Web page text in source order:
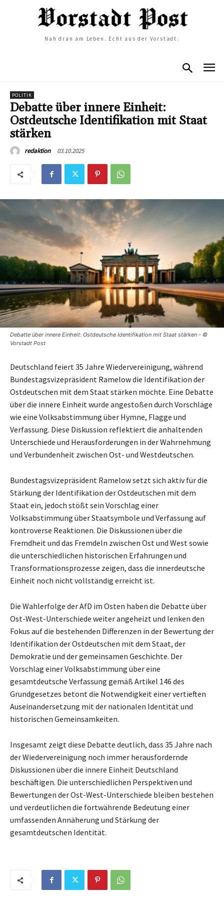
Nah dran am Leben. Echt aus der Vorstadt.
POLITIK
Debatte über innere Einheit:
Ostdeutsche Identifikation mit Staat
stärken
redaktion 03.10.2025
Debatte über innere Einheit: Ostdeutsche Identifikation mit Staat stärken - ©
Vorstadt Post
Deutschland feiert 35 Jahre Wiedervereinigung, während
Bundestagsvizepräsident Ramelow die Identifikation der
Ostdeutschen mit dem Staat stärken möchte. Eine Debatte
über die innere Einheit wurde angestoßen durch Vorschläge
wie eine Volksabstimmung über Hymne, Flagge und
Verfassung. Diese Diskussion reflektiert die anhaltenden
Unterschiede und Herausforderungen in der Wahrnehmung
und Verbundenheit zwischen Ost- und Westdeutschen.
Bundestagsvizepräsident Ramelow setzt sich aktiv für die
Stärkung der Identifikation der Ostdeutschen mit dem
Staat ein, jedoch stößt sein Vorschlag einer
Volksabstimmung über Staatsymbole und Verfassung auf
kontroverse Reaktionen. Die Diskussionen über die
Fremdheit und das Fremdeln zwischen Ost und West sowie
die unterschiedlichen historischen Erfahrungen und
Transformationsprozesse zeigen, dass die innerdeutsche
Einheit noch nicht vollständig erreicht ist.
Die Wahlerfolge der AfD im Osten haben die Debatte über
Ost-West-Unterschiede weiter angeheizt und lenken den
Fokus auf die bestehenden Differenzen in der Bewertung der
Identifikation der Ostdeutschen mit dem Staat, der
Demokratie und der gemeinsamen Geschichte. Der
Vorschlag einer Volksabstimmung über eine
gesamtdeutsche Verfassung gemäß Artikel 146 des
Grundgesetzes betont die Notwendigkeit einer vertieften
Auseinandersetzung mit der nationalen Identität und
historischen Gemeinsamkeiten.
Insgesamt zeigt diese Debatte deutlich, dass 35 Jahre nach
der Wiedervereinigung noch immer herausfordernde
Diskussionen über die innere Einheit Deutschland
beschäftigen. Die unterschiedlichen Perspektiven und
Bewertungen der Ost-West-Unterschiede bleiben bestehen
und verdeutlichen die fortwährende Bedeutung einer
umfassenden Annäherung und Stärkung der
gesamtdeutschen Identität.